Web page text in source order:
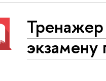
экзамену